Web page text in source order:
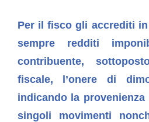
Per il fisco gli accrediti
sempre redditi
contribuente,
fiscale, l’onere di
indicando la
singoli movimenti